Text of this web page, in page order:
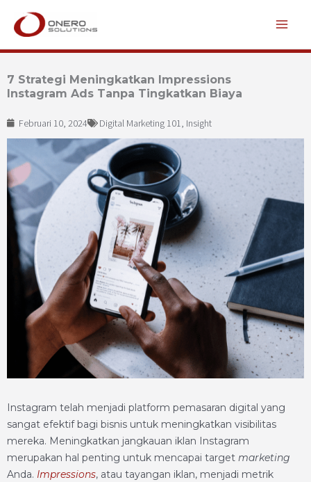
Lewati
7 Strategi Meningkatkan Impressions
Instagram Ads Tanpa Tingkatkan Biaya
Februari 10, 2024 Digital Marketing 101, Insight
Instagram telah menjadi platform pemasaran digital yang
sangat efektif bagi bisnis untuk meningkatkan visibilitas
mereka. Meningkatkan jangkauan iklan Instagram
merupakan hal penting untuk mencapai target marketing
Anda. Impressions, atau tayangan iklan, menjadi metrik